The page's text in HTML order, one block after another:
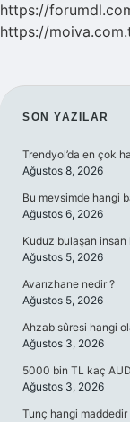
https://
https://
SON YAZILAR
Trendyol’da en çok
Ağustos 8, 2026
Bu mevsimde hangi
Ağustos 6, 2026
Kuduz bulaşan
Ağustos 5, 2026
Avarızhane nedir ?
Ağustos 5, 2026
Ahzab sûresi hangi
Ağustos 3, 2026
5000 bin TL kaç
Ağustos 3, 2026
Tunç hangi maddedir